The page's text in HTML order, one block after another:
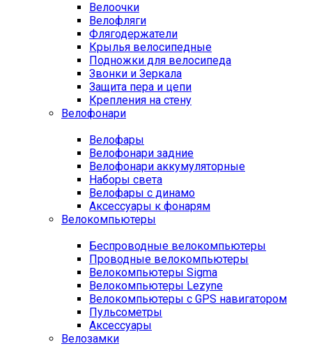
Велоочки
Велофляги
Флягодержатели
Крылья велосипедные
Подножки для велосипеда
Звонки и Зеркала
Защита пера и цепи
Крепления на стену
Велофонари
Велофары
Велофонари задние
Велофонари аккумуляторные
Наборы света
Велофары с динамо
Аксессуары к фонарям
Велокомпьютеры
Беспроводные велокомпьютеры
Проводные велокомпьютеры
Велокомпьютеры Sigma
Велокомпьютеры Lezyne
Велокомпьютеры с GPS навигатором
Пульсометры
Аксессуары
Велозамки